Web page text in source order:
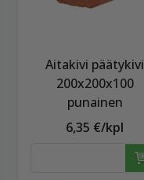
Aitakivi päätykivi
200x200x100
punainen
6,35 €/kpl